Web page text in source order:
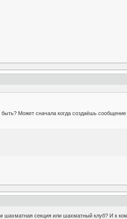
Может сначала когда создаёшь
секция или шахматный клуб? И к